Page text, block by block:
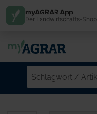
myAGRAR App
Der Landwirtschafts-Shop